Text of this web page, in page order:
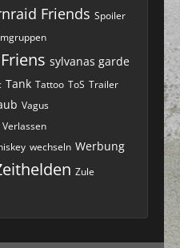
Friends Spoiler
sylvanas garde
Tank Tattoo ToS Trailer
Vagus
Verlassen
wechseln Werbung
Zule